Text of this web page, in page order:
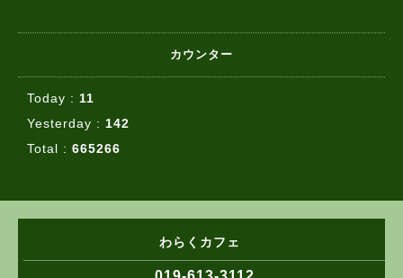
カウンター
Today : 11
Yesterday : 142
Total : 665266
わらくカフェ